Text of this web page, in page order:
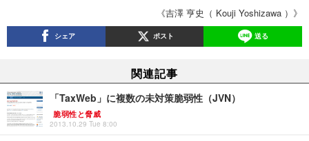
《吉澤 亨史（ Kouji Yoshizawa ）》
シェア ポスト 送る
関連記事
「TaxWeb」に複数の未対策脆弱性（JVN）
脆弱性と脅威
2013.10.29 Tue 8:00